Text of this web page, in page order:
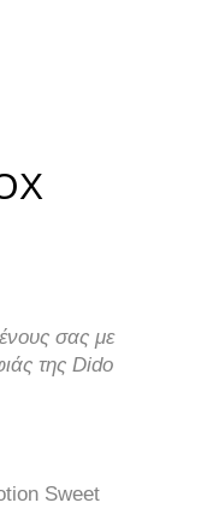
σας με
της Dido
Sweet